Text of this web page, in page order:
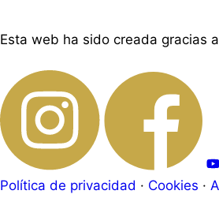
Esta web ha sido creada gracias
Política de privacidad · Cookies ·